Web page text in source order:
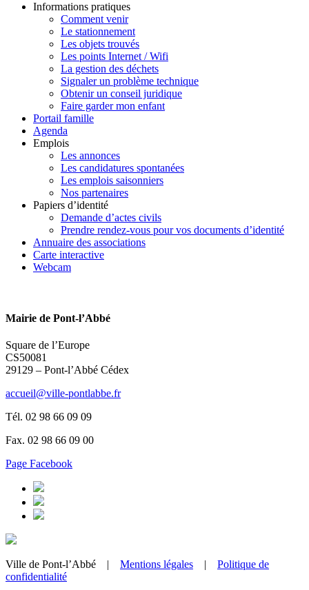
Informations pratiques
Comment venir
Le stationnement
Les objets trouvés
Les points Internet / Wifi
La gestion des déchets
Signaler un problème technique
Obtenir un conseil juridique
Faire garder mon enfant
Portail famille
Agenda
Emplois
Les annonces
Les candidatures spontanées
Les emplois saisonniers
Nos partenaires
Papiers d’identité
Demande d’actes civils
Prendre rendez-vous pour vos documents d’identité
Annuaire des associations
Carte interactive
Webcam
Mairie de Pont-l’Abbé
Square de l’Europe
CS50081
29129 – Pont-l’Abbé Cédex
accueil@ville-pontlabbe.fr
Tél. 02 98 66 09 09
Fax. 02 98 66 09 00
Page Facebook
Ville de Pont-l’Abbé | Mentions légales | Politique de
confidentialité